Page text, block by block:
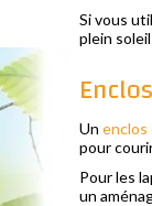
Si vous
plein
Un
pour
Pour les
un